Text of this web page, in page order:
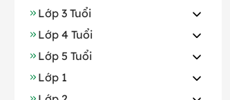
Lớp 3 Tuổi
Lớp 4 Tuổi
Lớp 5 Tuổi
Lớp 1